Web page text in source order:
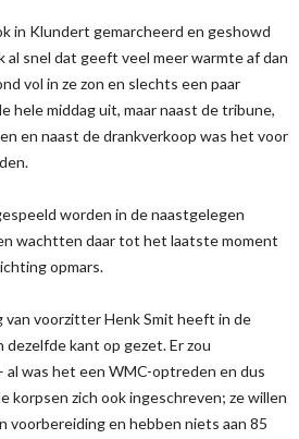
in Klundert gemarcheerd en geshowd
al snel dat geeft veel meer warmte af dan
vol in ze zon en slechts een paar
hele middag uit, maar naast de tribune,
en naast de drankverkoop was het voor
worden in de naastgelegen
wachtten daar tot het laatste moment
opmars.
voorzitter Henk Smit heeft in de
kant op gezet. Er zou
al was het een WMC-optreden en dus
korpsen zich ook ingeschreven; ze willen
voorbereiding en hebben niets aan 85